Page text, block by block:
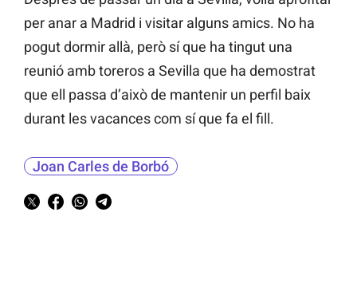
per anar a Madrid i visitar alguns amics. No ha
pogut dormir allà, però sí que ha tingut una
reunió amb toreros a Sevilla que ha demostrat
que ell passa d’això de mantenir un perfil baix
durant les vacances com sí que fa el fill.
Joan Carles de Borbó